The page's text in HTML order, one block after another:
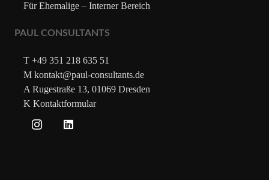
Für Ehemalige – Interner Bereich
PAUL CONSULTANTS
T +49 351 218 635 51
M kontakt@paul-consultants.de
A Rugestraße 13, 01069 Dresden
K Kontaktformular